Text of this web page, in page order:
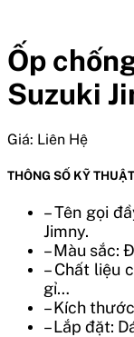
Ốp
Suzuki
Giá: Liên Hệ
THÔNG SỐ KỸ
– Tên gọi
Jimny.
– Màu sắc:
– Chất liệu
gỉ…
– Kích
– Lắp đặt: